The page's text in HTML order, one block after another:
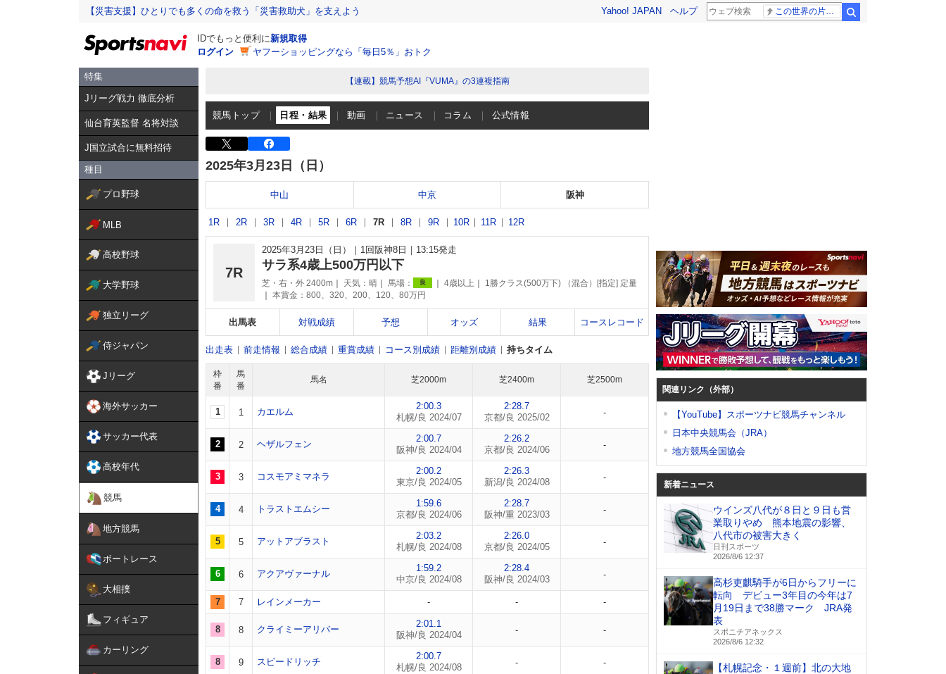
【災害支援】ひとりでも多くの命を救う「災害救助犬」を支えよう Yahoo! JAPAN ヘルプ
IDでもっと便利に新規取得
ログイン
ヤフーショッピングなら「毎日5％」おトク
特集
Jリーグ戦力 徹底分析
仙台育英監督 名将対談
J国立試合に無料招待
種目
プロ野球
MLB
高校野球
大学野球
独立リーグ
侍ジャパン
Jリーグ
海外サッカー
サッカー代表
高校年代
競馬
地方競馬
ボートレース
大相撲
フィギュア
カーリング
【連載】競馬予想AI『VUMA』の3連複指南
競馬トップ 日程・結果 動画 ニュース コラム 公式情報
2025年3月23日（日）
中山 中京 阪神
1R 2R 3R 4R 5R 6R 7R 8R 9R 10R 11R 12R
7R
2025年3月23日（日） 1回阪神8日 13:15発走
サラ系4歳上500万円以下
芝・右・外 2400m 天気： 晴 馬場： 良 4歳以上
1勝クラス(500万下) （混合）[指定] 定量
本賞金：800、320、200、120、80万円
出馬表 対戦成績 予想 オッズ 結果 コースレコード
出走表 前走情報 総合成績 重賞成績 コース別成績 距離別成績 持ちタイム
枠
番
馬
番
馬名 芝2000m 芝2400m 芝2500m
1 1 カエルム
2:00.3
札幌/良 2024/07
2:28.7
京都/良 2025/02
-
2 2 ヘザルフェン
2:00.7
阪神/良 2024/04
2:26.2
京都/良 2024/06
-
3 3 コスモアミマネラ
2:00.2
東京/良 2024/05
2:26.3
新潟/良 2024/08
-
4 4 トラストエムシー
1:59.6
京都/良 2024/06
2:28.7
阪神/重 2023/03
-
5 5 アットアブラスト
2:03.2
札幌/良 2024/08
2:26.0
京都/良 2024/05
-
6 6 アクアヴァーナル
1:59.2
中京/良 2024/08
2:28.4
阪神/良 2024/03
-
7 7 レインメーカー - - -
8 8 クライミーアリバー
2:01.1
阪神/良 2024/04
- -
8 9 スピードリッチ
2:00.7
札幌/良 2024/08
- -
関連リンク（外部）
【YouTube】スポーツナビ競馬チャンネル
日本中央競馬会（JRA）
地方競馬全国協会
新着ニュース
ウインズ八代が８日と９日も営
業取りやめ 熊本地震の影響、
八代市の被害大きく
日刊スポーツ
2026/8/6 12:37
高杉吏麒騎手が6日からフリーに
転向 デビュー3年目の今年は7
月19日まで38勝マーク JRA発
表
スポニチアネックス
2026/8/6 12:32
【札幌記念・１週前】北の大地